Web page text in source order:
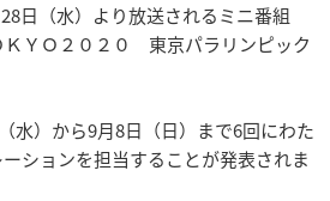
日（水）より放送されるミニ番組
ＹＯ２０２０ 東京パラリンピック
水）から9月8日（日）まで6回にわた
ションを担当することが発表されま